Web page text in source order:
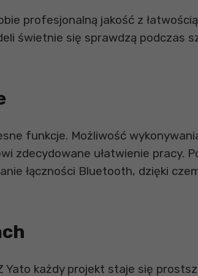
profesjonalną jakość z
świetnie się sprawdzą podczas
funkcje. Możliwość
zdecydowane ułatwienie pracy.
łączności Bluetooth, dzięki
każdy projekt staje się